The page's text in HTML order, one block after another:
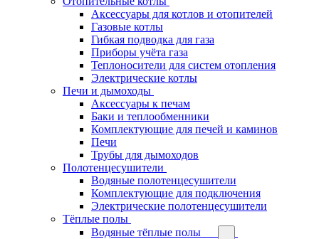
Аксессуары для котлов и отопителей
Газовые котлы
Гибкая подводка для газа
Приборы учёта газа
Теплоносители для систем отопления
Электрические котлы
Печи и дымоходы
Аксессуары к печам
Баки и теплообменники
Комплектующие для печей и каминов
Печи
Трубы для дымоходов
Полотенцесушители
Водяные полотенцесушители
Комплектующие для подключения
Электрические полотенцесушители
Тёплые полы
Водяные тёплые полы